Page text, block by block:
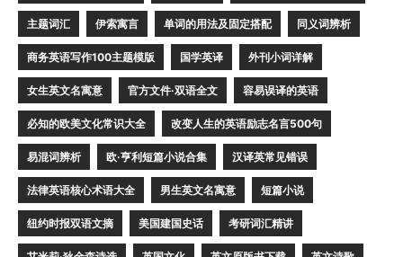
主题词汇 伊索寓言 单词的用法及固定搭配 同义词辨析
商务英语写作100主题模版 国学英译 外刊小词详解
女生英文名寓意 官方文件·双语全文 容易误译的英语
必知的欧美文化常识大全 改变人生的英语励志名言500句
易混词辨析 欧·亨利短篇小说合集 汉译英常见错误
法律英语核心术语大全 男生英文名寓意 短篇小说
纽约时报双语文摘 美国建国史话 考研词汇精讲